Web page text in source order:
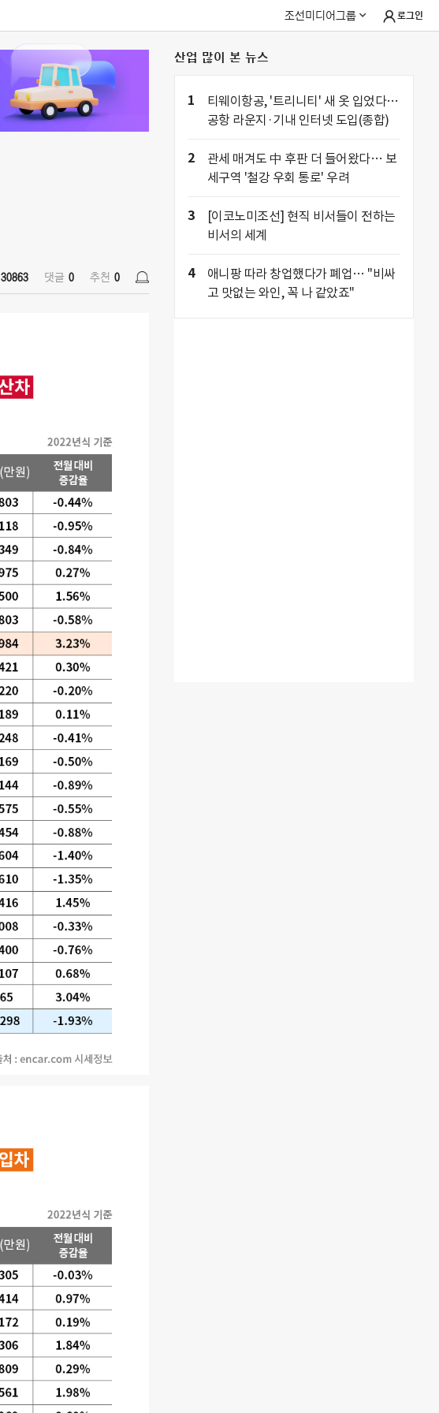
조선미디어그룹 로그인
30863 댓글 0 추천 0
산업 많이 본 뉴스